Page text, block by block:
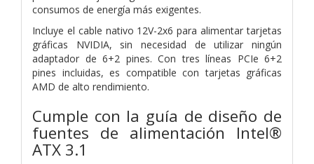
consumos de energía más exigentes.
Incluye el cable nativo 12V-2x6 para alimentar tarjetas
gráficas NVIDIA, sin necesidad de utilizar ningún
adaptador de 6+2 pines. Con tres líneas PCIe 6+2
pines incluidas, es compatible con tarjetas gráficas
AMD de alto rendimiento.
Cumple con la guía de diseño de
fuentes de alimentación Intel®
ATX 3.1